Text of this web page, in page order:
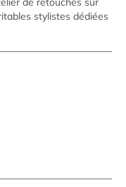
stylistes dédiées